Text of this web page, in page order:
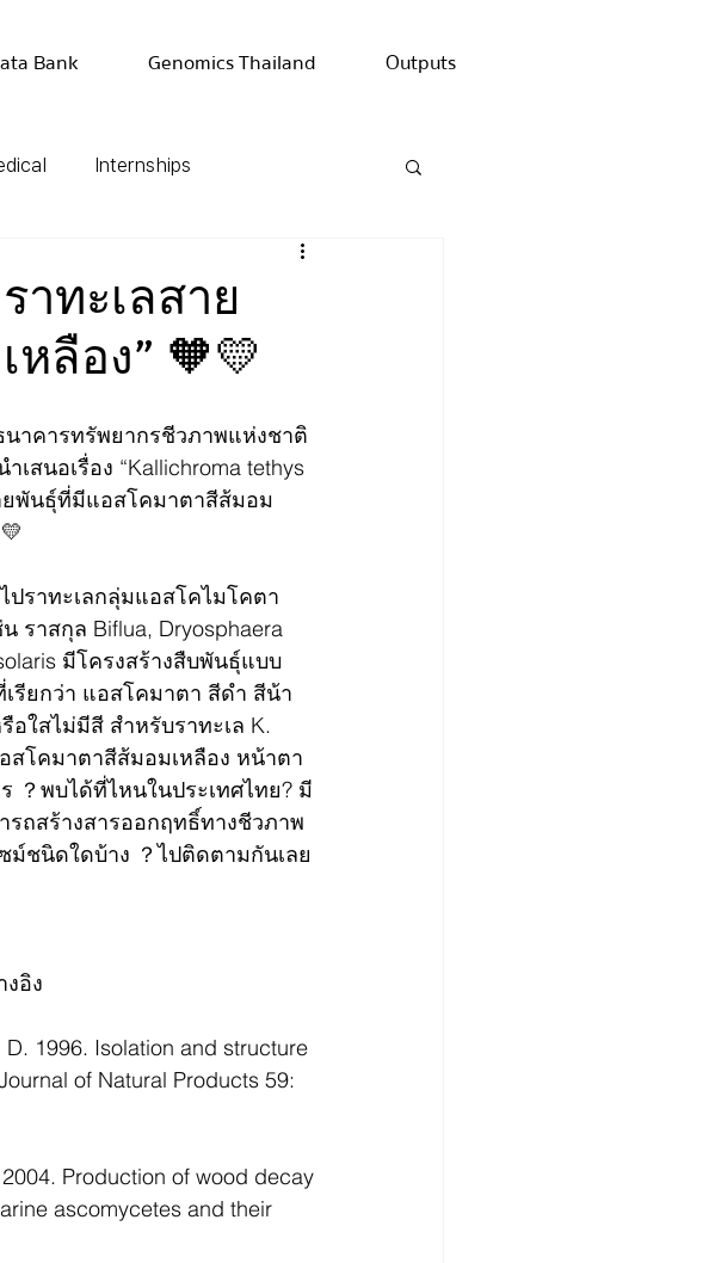
Bank Genomics Thailand Outputs
Internships
าทะเลสาย
ลือง” 🧡💛
นาคารทรัพยากรชีวภาพแห่งชาติ
เสนอเรื่อง “Kallichroma tethys
ยพันธุ์ที่มีแอสโคมาตาสีส้มอม
ปราทะเลกลุ่มแอสโคไมโคตา
ราสกุล Biflua, Dryosphaera
มีโครงสร้างสืบพันธุ์แบบ
เรียกว่า แอสโคมาตา สีดำ สีน้า
อใสไม่มีสี สำหรับราทะเล K.
สโคมาตาสีส้มอมเหลือง หน้าตา
？พบได้ที่ไหนในประเทศไทย? มี
รถสร้างสารออกฤทธิ์ทางชีวภาพ
ม์ชนิดใดบ้าง ？ไปติดตามกันเลย
งอิง
1996. Isolation and structure
of Natural Products 59:
Production of wood decay
ascomycetes and their